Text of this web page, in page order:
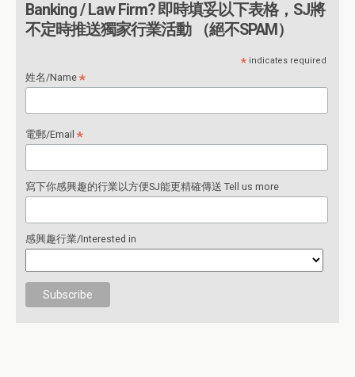
Banking / Law Firm? 即時填妥以下表格，SJ將
不定時推送獨家行業活動 （絕不SPAM）
* indicates required
姓名/Name*
電郵/Email*
寫下你感興趣的行業以方便SJ能更精確傳送 Tell us more
感興趣行業/Interested in